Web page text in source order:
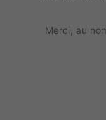
Merci, au